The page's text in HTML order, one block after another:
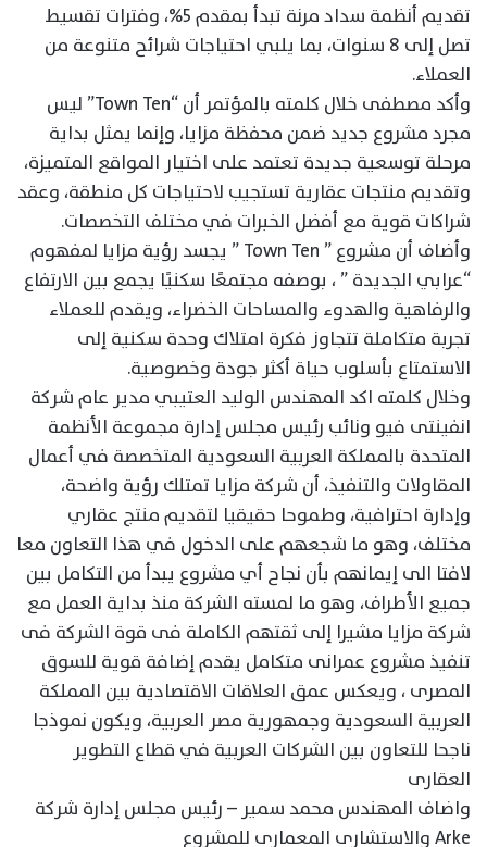
تقديم أنظمة سداد مرنة تبدأ بمقدم 5%، وفترات تقسيط
تصل إلى 8 سنوات، بما يلبي احتياجات شرائح متنوعة من
العملاء.
وأكد مصطفى خلال كلمته بالمؤتمر أن “Town Ten” ليس
مجرد مشروع جديد ضمن محفظة مزايا، وإنما يمثل بداية
مرحلة توسعية جديدة تعتمد على اختيار المواقع المتميزة،
وتقديم منتجات عقارية تستجيب لاحتياجات كل منطقة، وعقد
شراكات قوية مع أفضل الخبرات في مختلف التخصصات.
وأضاف أن مشروع ” Town Ten ” يجسد رؤية مزايا لمفهوم
“عرابي الجديدة ” ، بوصفه مجتمعًا سكنيًا يجمع بين الارتفاع
والرفاهية والهدوء والمساحات الخضراء، ويقدم للعملاء
تجربة متكاملة تتجاوز فكرة امتلاك وحدة سكنية إلى
الاستمتاع بأسلوب حياة أكثر جودة وخصوصية.
وخلال كلمته اكد المهندس الوليد العتيبي مدير عام شركة
انفينتى فيو ونائب رئيس مجلس إدارة مجموعة الأنظمة
المتحدة بالمملكة العربية السعودية المتخصصة في أعمال
المقاولات والتنفيذ، أن شركة مزايا تمتلك رؤية واضحة،
وإدارة احترافية، وطموحا حقيقيا لتقديم منتج عقاري
مختلف، وهو ما شجعهم على الدخول في هذا التعاون معا
لافتا الى إيمانهم بأن نجاح أي مشروع يبدأ من التكامل بين
جميع الأطراف، وهو ما لمسته الشركة منذ بداية العمل مع
شركة مزايا مشيرا إلى ثقتهم الكاملة فى قوة الشركة فى
تنفيذ مشروع عمرانى متكامل يقدم إضافة قوية للسوق
المصرى ، ويعكس عمق العلاقات الاقتصادية بين المملكة
العربية السعودية وجمهورية مصر العربية، ويكون نموذجا
ناجحا للتعاون بين الشركات العربية في قطاع التطوير
العقارى
واضاف المهندس محمد سمير – رئيس مجلس إدارة شركة
Arke والاستشارى المعمارى للمشروع